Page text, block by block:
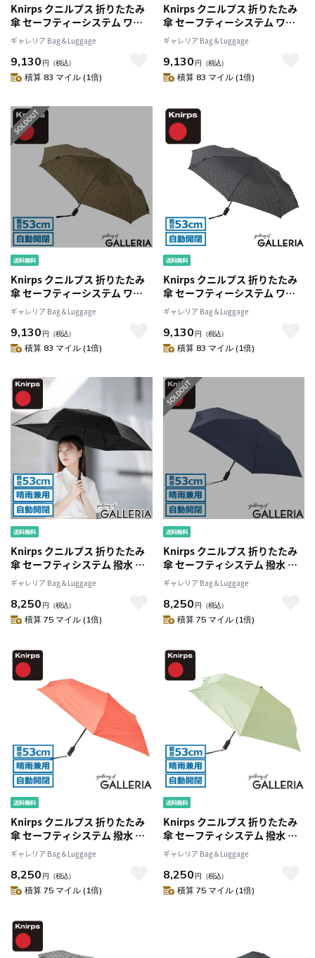
Knirps クニルプス 折りたたみ
傘 セーフティーシステム ワン
タッチ UVカット 折り畳み傘
NUNO 和柄 T.220 KNTL220
ギャレリア Bag＆Luggage
9,130 円 （税込）
積算 83 マイル (1倍)
Knirps クニルプス 折りたたみ
傘 セーフティーシステム ワン
タッチ UVカット 折り畳み傘
NUNO 和柄 T.220 KNTL220
ギャレリア Bag＆Luggage
9,130 円 （税込）
積算 83 マイル (1倍)
Knirps クニルプス 折りたたみ
傘 セーフティーシステム ワン
タッチ UVカット 折り畳み傘
NUNO 和柄 T.220 KNTL220
ギャレリア Bag＆Luggage
9,130 円 （税込）
積算 83 マイル (1倍)
Knirps クニルプス 折りたたみ
傘 セーフティーシステム ワン
タッチ UVカット 折り畳み傘
NUNO 和柄 T.220 KNTL220
ギャレリア Bag＆Luggage
9,130 円 （税込）
積算 83 マイル (1倍)
Knirps クニルプス 折りたたみ
傘 セーフティシステム 撥水 折
り畳み ULTRA SERIES U.220
KNUL220 KNU220
ギャレリア Bag＆Luggage
8,250 円 （税込）
積算 75 マイル (1倍)
Knirps クニルプス 折りたたみ
傘 セーフティシステム 撥水 折
り畳み ULTRA SERIES U.220
KNUL220 KNU220
ギャレリア Bag＆Luggage
8,250 円 （税込）
積算 75 マイル (1倍)
Knirps クニルプス 折りたたみ
傘 セーフティシステム 撥水 折
り畳み ULTRA SERIES U.220
KNUL220 KNU220
ギャレリア Bag＆Luggage
8,250 円 （税込）
積算 75 マイル (1倍)
Knirps クニルプス 折りたたみ
傘 セーフティシステム 撥水 折
り畳み ULTRA SERIES U.220
KNUL220 KNU220
ギャレリア Bag＆Luggage
8,250 円 （税込）
積算 75 マイル (1倍)